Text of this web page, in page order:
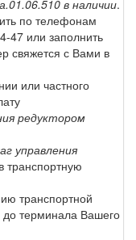
в наличии.
по телефонам
47 или заполнить
свяжется с Вами в
или частного
редуктором
управления
в транспортную
транспортной
до терминала Вашего